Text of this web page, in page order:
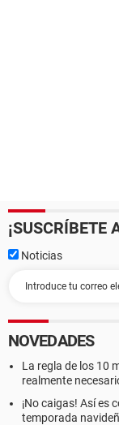
¡SUSCRÍBETE
Noticias
NOVEDADES
La regla de los 10
realmente
¡No caigas! Así es
temporada